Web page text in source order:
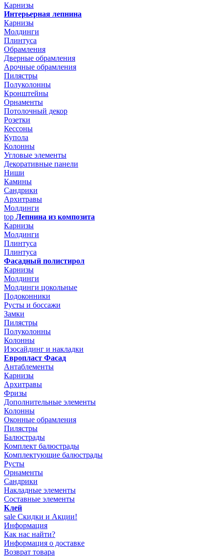
Карнизы
Интерьерная лепнина
Карнизы
Молдинги
Плинтуса
Обрамления
Дверные обрамления
Арочные обрамления
Пилястры
Полуколонны
Кронштейны
Орнаменты
Потолочный декор
Розетки
Кессоны
Купола
Колонны
Угловые элементы
Декоративные панели
Ниши
Камины
Сандрики
Архитравы
Молдинги
top Лепнина из композита
Карнизы
Молдинги
Плинтуса
Плинтуса
Фасадный полистирол
Карнизы
Молдинги
Молдинги цокольные
Подоконники
Русты и боссажи
Замки
Пилястры
Полуколонны
Колонны
Изосайдинг и накладки
Европласт Фасад
Антаблементы
Карнизы
Архитравы
Фризы
Дополнительные элементы
Колонны
Оконные обрамления
Пилястры
Балюстрады
Комплект балюстрады
Комплектующие балюстрады
Русты
Орнаменты
Сандрики
Накладные элементы
Составные элементы
Клей
sale Скидки и Акции!
Информация
Как нас найти?
Информация о доставке
Возврат товара